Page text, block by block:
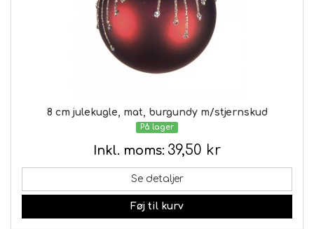
8 cm julekugle, mat, burgundy m/stjernskud
På lager
Inkl. moms: 39,50 kr
Se detaljer
Føj til kurv